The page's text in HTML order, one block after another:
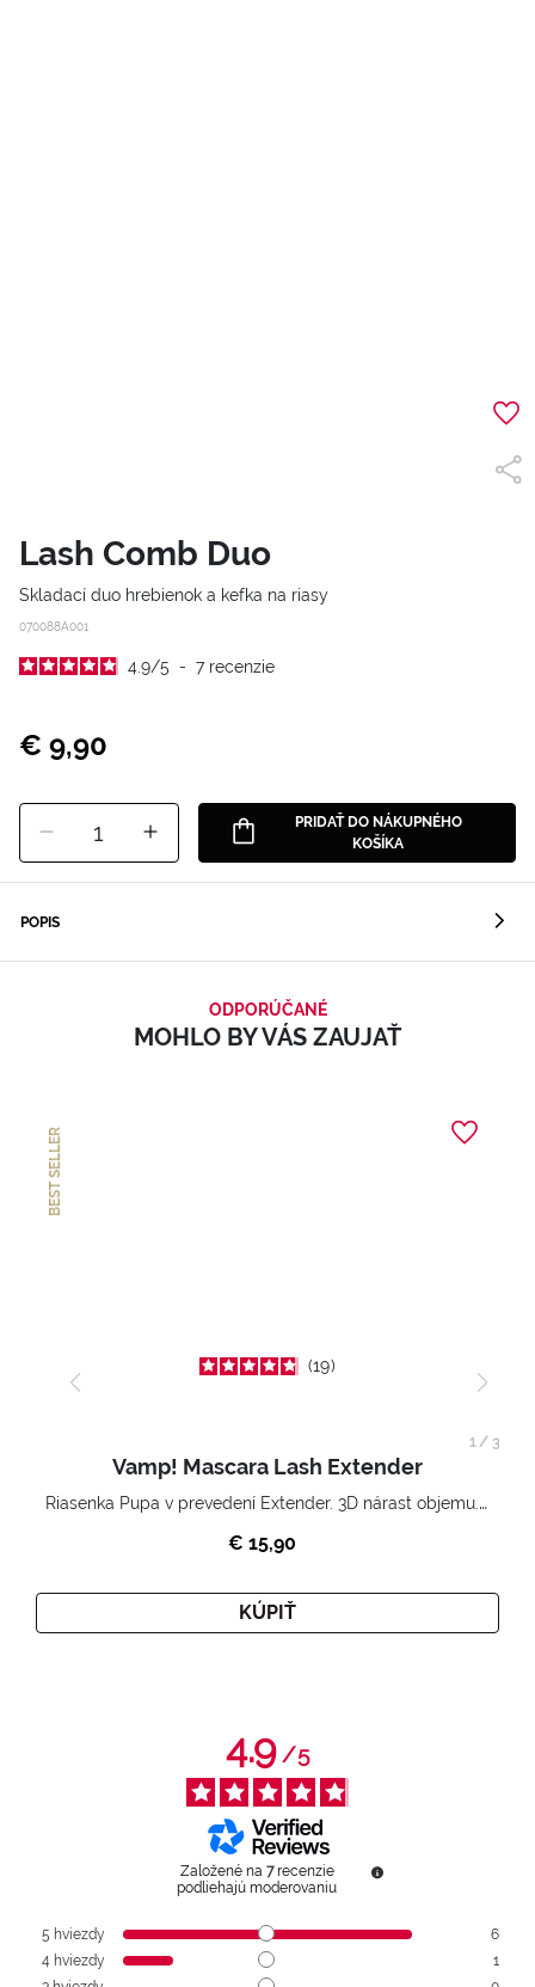
Lash Comb Duo
Skladací duo hrebienok a kefka na riasy
070088A001
4.9/5 - 7 recenzie
€ 9,90
1
PRIDAŤ DO NÁKUPNÉHO
KOŠÍKA
POPIS
ODPORÚČANÉ
MOHLO BY VÁS ZAUJAŤ
BEST SELLER
19
Vamp! Mascara Lash Extender
Riasenka Pupa v prevedení Extender. 3D nárast objemu. Nekonečne zhutnené a nadvihnuté riasy.
€ 15,90
KÚPIŤ
1/ 3
4.9/5
Založené na 7 recenzie
podliehajú moderovaniu
5 hviezdy
6
4 hviezdy
1